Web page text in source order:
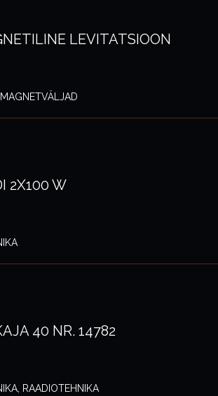
LEVITATSIOON
2X100 W
40 NR. 14782
RAADIOTEHNIKA